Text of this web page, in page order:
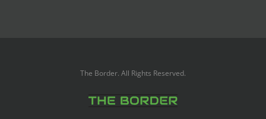
The Border. All Rights Reserved.